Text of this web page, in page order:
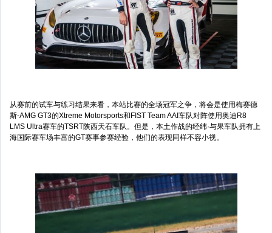
从赛前的试车与练习结果来看，本站比赛的全场冠军之争，将会是使用梅赛德
斯-AMG GT3的Xtreme Motorsports和FIST Team AAI车队对阵使用奥迪R8
LMS Ultra赛车的TSRT陕西天石车队。但是，本土作战的经纬·与果车队拥有上
海国际赛车场丰富的GT赛事参赛经验，他们的表现同样不容小视。